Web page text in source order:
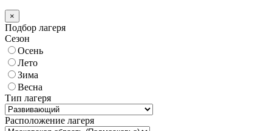
×
Подбор лагеря
Сезон
Осень
Лето
Зима
Весна
Тип лагеря
Расположение лагеря